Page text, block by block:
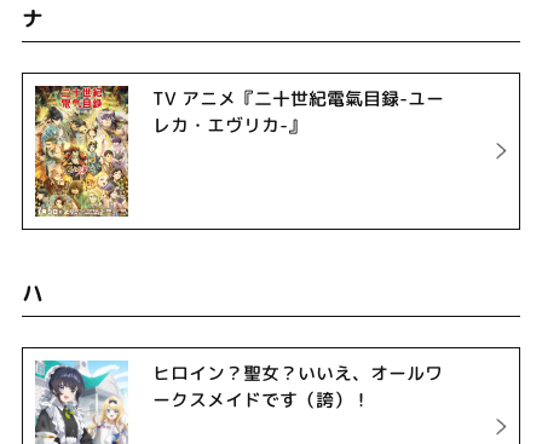
ナ
TV アニメ『二十世紀電氣目録-ユー
レカ・エヴリカ-』
ハ
ヒロイン？聖女？いいえ、オールワ
ークスメイドです（誇）！